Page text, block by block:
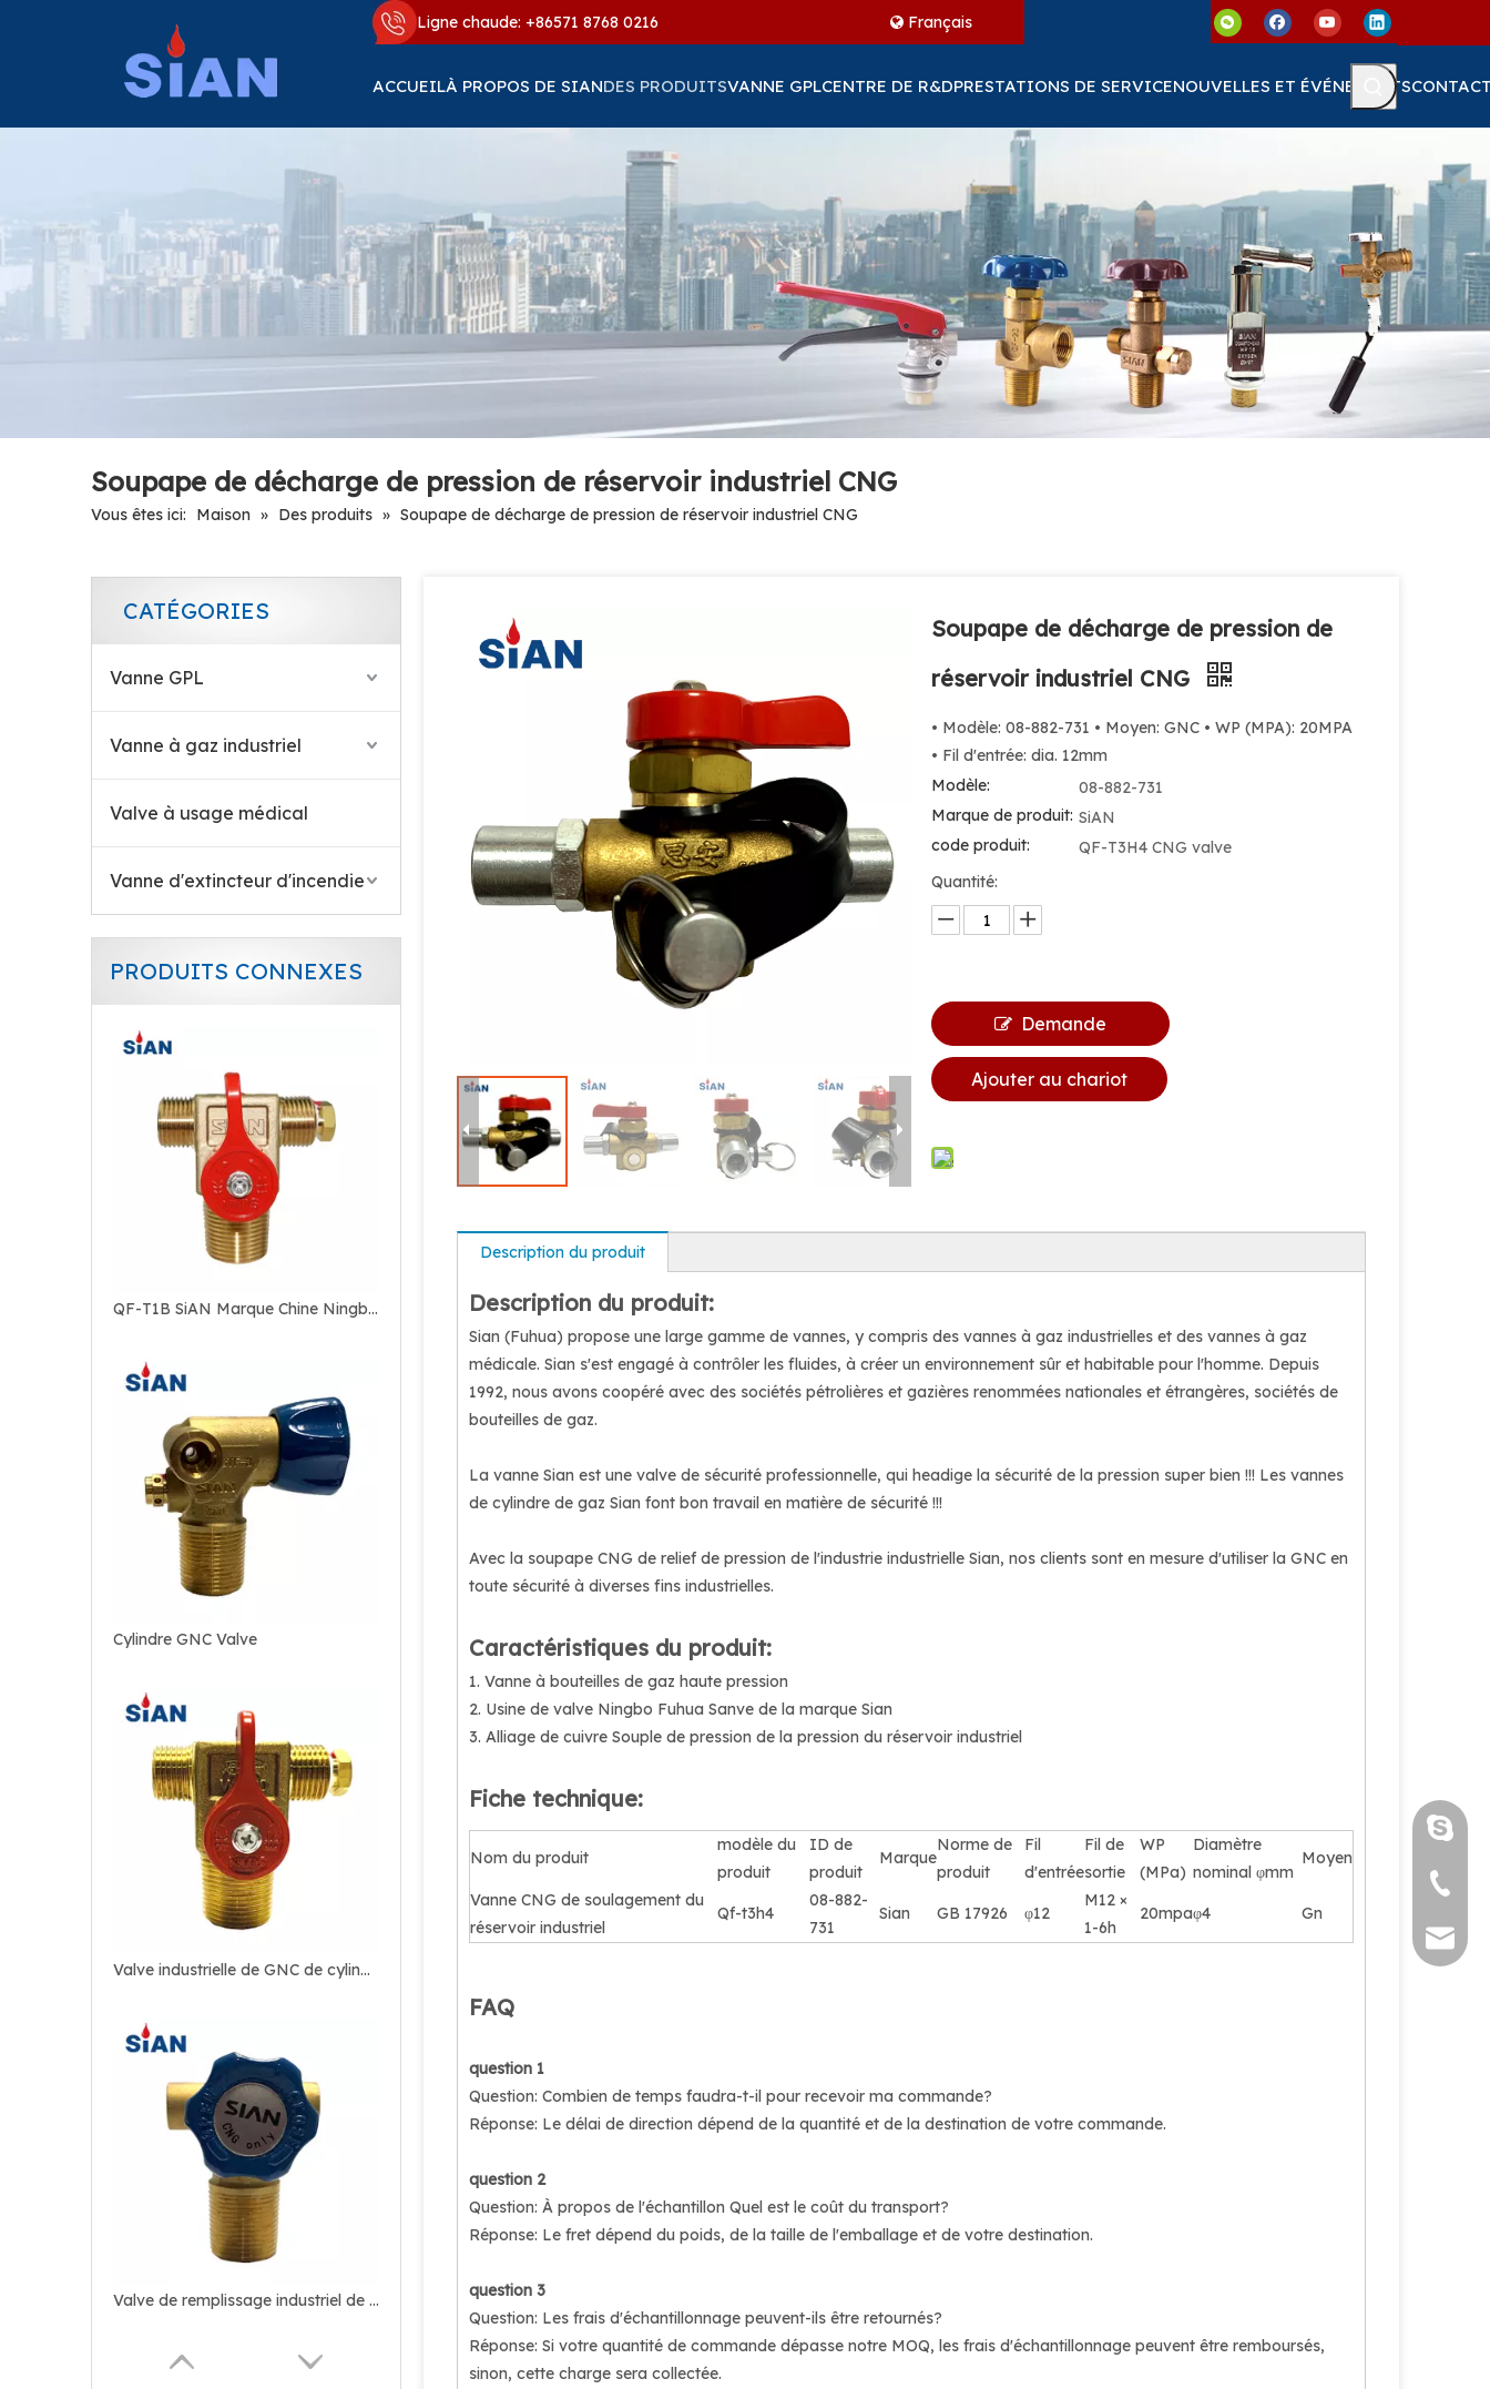
Ligne chaude: +86571 8768 0216 Français
ACCUEILÀ PROPOS DE SIANDES PRODUITSVANNE GPLCENTRE DE R&DPRESTATIONS DE SERVICENOUVELLES ET ÉVÉNEMENTS
Soupape de décharge de pression de réservoir industriel CNG
Vous êtes ici: Maison » Des produits » Soupape de décharge de pression de réservoir industriel CNG
CATÉGORIES
Vanne GPL
Vanne à gaz industriel
Valve à usage médical
Vanne d'extincteur d'incendie
PRODUITS CONNEXES
Vanne d'arrêt de la bouteille de GNC
QF-T1B SiAN Marque Chine Ningbo FUHUA Usine Gaz Industriel GNC Cylindre Vanne En Laiton
Cylindre GNC Valve
Valve industrielle de GNC de cylindre
Valve de remplissage industriel de GNC
Soupape de décharge de pression de
réservoir industriel CNG
• Modèle: 08-882-731 • Moyen: GNC • WP (MPA): 20MPA
• Fil d'entrée: dia. 12mm
Modèle:
08-882-731
Marque de produit: SiAN
code produit:
QF-T3H4 CNG valve
Quantité:
Demande
Ajouter au chariot
Description du produit
Description du produit:
Sian (Fuhua) propose une large gamme de vannes, y compris des vannes à gaz industrielles et des vannes à gaz
médicale. Sian s'est engagé à contrôler les fluides, à créer un environnement sûr et habitable pour l'homme. Depuis
1992, nous avons coopéré avec des sociétés pétrolières et gazières renommées nationales et étrangères, sociétés de
bouteilles de gaz.
La vanne Sian est une valve de sécurité professionnelle, qui headige la sécurité de la pression super bien !!! Les vannes
de cylindre de gaz Sian font bon travail en matière de sécurité !!!
Avec la soupape CNG de relief de pression de l'industrie industrielle Sian, nos clients sont en mesure d'utiliser la GNC en
toute sécurité à diverses fins industrielles.
Caractéristiques du produit:
1. Vanne à bouteilles de gaz haute pression
2. Usine de valve Ningbo Fuhua Sanve de la marque Sian
3. Alliage de cuivre Souple de pression de la pression du réservoir industriel
Fiche technique:
Nom du produit
modèle du
produit
ID de
produit
Marque
Norme de
produit
Fil
d'entrée
Fil de
sortie
WP
(MPa)
Diamètre
nominal φmm
Moyen
Vanne CNG de soulagement du
réservoir industriel
Qf-t3h4
08-882-
731
Sian GB 17926 φ12
M12 ×
1-6h
20mpaφ4 Gn
FAQ
question 1
Question: Combien de temps faudra-t-il pour recevoir ma commande?
Réponse: Le délai de direction dépend de la quantité et de la destination de votre commande.
question 2
Question: À propos de l'échantillon Quel est le coût du transport?
Réponse: Le fret dépend du poids, de la taille de l'emballage et de votre destination.
question 3
Question: Les frais d'échantillonnage peuvent-ils être retournés?
Réponse: Si votre quantité de commande dépasse notre MOQ, les frais d'échantillonnage peuvent être remboursés,
sinon, cette charge sera collectée.
+86